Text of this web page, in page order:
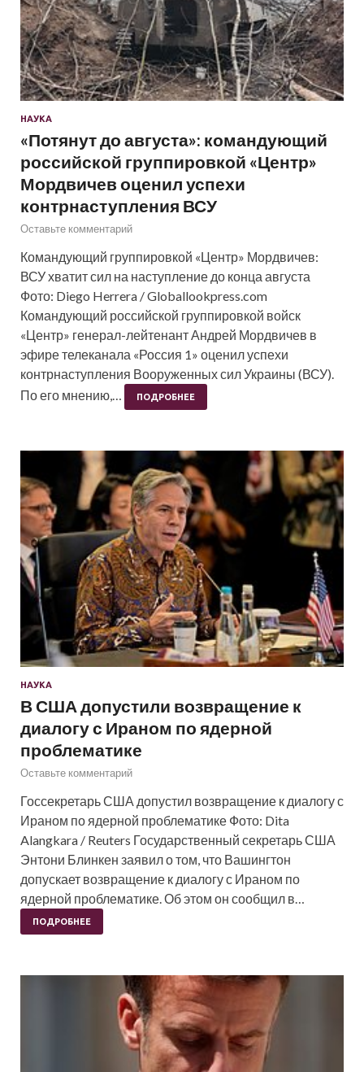
НАУКА
«Потянут до августа»: командующий
российской группировкой «Центр»
Мордвичев оценил успехи
контрнаступления ВСУ
Оставьте комментарий
Командующий группировкой «Центр» Мордвичев:
ВСУ хватит сил на наступление до конца августа
Фото: Diego Herrera / Globallookpress.com
Командующий российской группировкой войск
«Центр» генерал-лейтенант Андрей Мордвичев в
эфире телеканала «Россия 1» оценил успехи
контрнаступления Вооруженных сил Украины (ВСУ).
По его мнению,…
ПОДРОБНЕЕ
НАУКА
В США допустили возвращение к
диалогу с Ираном по ядерной
проблематике
Оставьте комментарий
Госсекретарь США допустил возвращение к диалогу с
Ираном по ядерной проблематике Фото: Dita
Alangkara / Reuters Государственный секретарь США
Энтони Блинкен заявил о том, что Вашингтон
допускает возвращение к диалогу с Ираном по
ядерной проблематике. Об этом он сообщил в…
ПОДРОБНЕЕ